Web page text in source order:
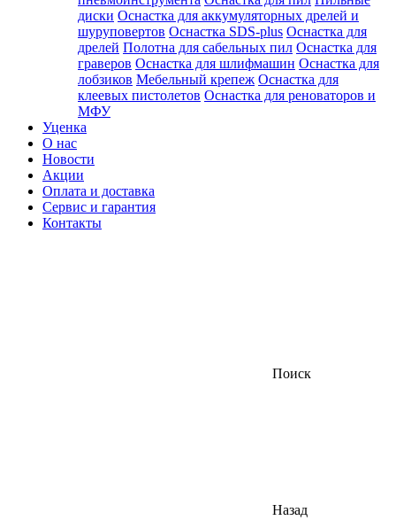
диски Оснастка для аккумуляторных дрелей и
шуруповертов Оснастка SDS-plus Оснастка для
дрелей Полотна для сабельных пил Оснастка для
граверов Оснастка для шлифмашин Оснастка для
лобзиков Мебельный крепеж Оснастка для
клеевых пистолетов Оснастка для реноваторов и
МФУ
Уценка
О нас
Новости
Акции
Оплата и доставка
Сервис и гарантия
Контакты
Поиск
Назад